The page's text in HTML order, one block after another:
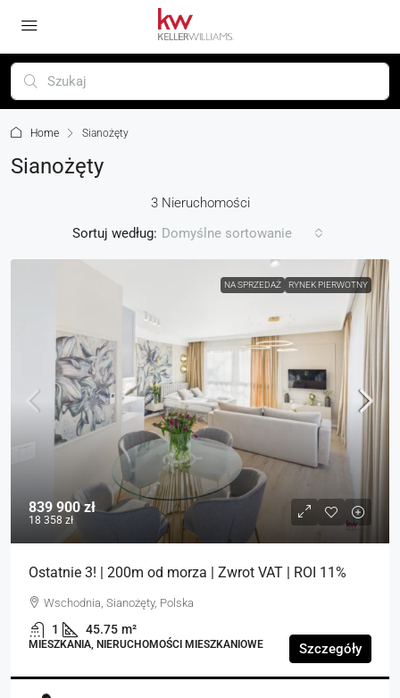
Home Sianożęty
Sianożęty
3 Nieruchomości
Sortuj według: Domyślne sortowanie
NA SPRZEDAŻ RYNEK PIERWOTNY
839 900 zł
18 358 zł
Ostatnie 3! | 200m od morza | Zwrot VAT | ROI 11%
Wschodnia, Sianożęty, Polska
1 45.75 m²
MIESZKANIA, NIERUCHOMOŚCI MIESZKANIOWE Szczegóły